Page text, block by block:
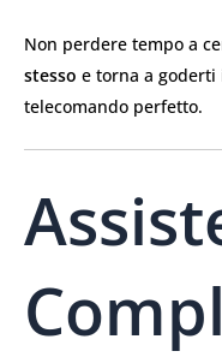
Non perdere tempo a
stesso e torna a
telecomando perfetto.